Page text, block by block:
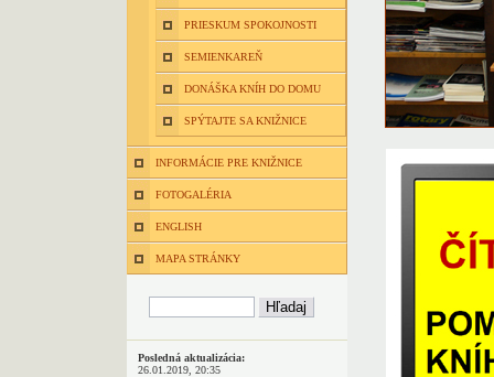
PRIESKUM SPOKOJNOSTI
SEMIENKAREŇ
DONÁŠKA KNÍH DO DOMU
SPÝTAJTE SA KNIŽNICE
INFORMÁCIE PRE KNIŽNICE
FOTOGALÉRIA
ENGLISH
MAPA STRÁNKY
Posledná aktualizácia:
26.01.2019, 20:35